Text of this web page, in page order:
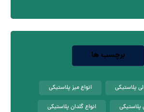
برچسب ها
پلاستیکی انواع میز پلاستیکی
پلاستیکی انواع گلدان پلاستیکی